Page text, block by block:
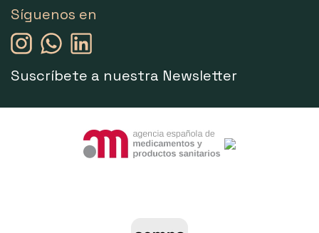
Síguenos en
Suscríbete a nuestra Newsletter